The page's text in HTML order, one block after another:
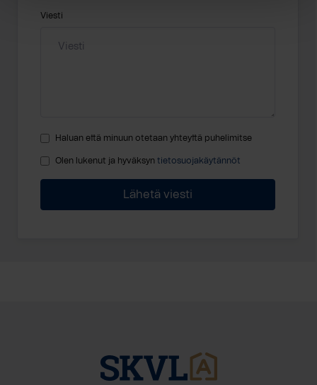
Viesti
Haluan että minuun otetaan yhteyttä puhelimitse
Olen lukenut ja hyväksyn tietosuojakäytännöt